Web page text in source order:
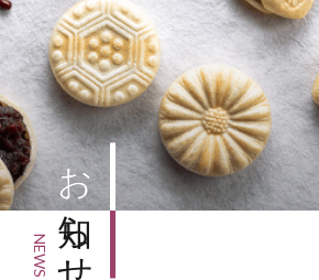
お知らせ
NEWS お知らせ
NEWS